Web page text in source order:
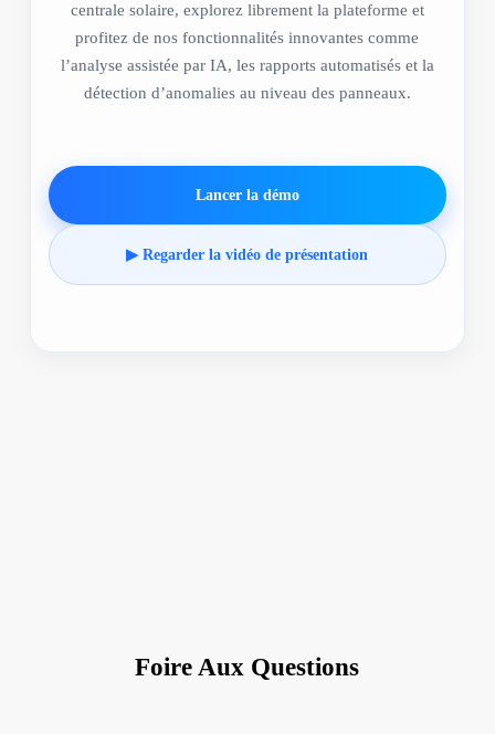
centrale solaire, explorez librement la plateforme et
profitez de nos fonctionnalités innovantes comme
l’analyse assistée par IA, les rapports automatisés et la
détection d’anomalies au niveau des panneaux.
Lancer la démo
▶ Regarder la vidéo de présentation
Foire Aux Questions